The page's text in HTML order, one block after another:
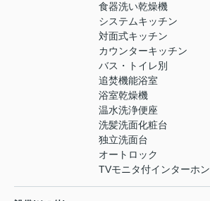
食器洗い乾燥機
システムキッチン
対面式キッチン
カウンターキッチン
バス・トイレ別
追焚機能浴室
浴室乾燥機
温水洗浄便座
洗髪洗面化粧台
独立洗面台
オートロック
TVモニタ付インターホン